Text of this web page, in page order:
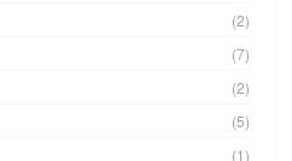
(2)
(7)
(2)
(5)
(1)